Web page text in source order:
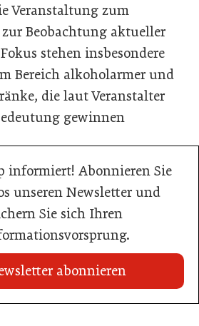
Veranstaltung zum
Beobachtung aktueller
stehen insbesondere
Bereich alkoholarmer und
die laut Veranstalter
gewinnen
informiert! Abonnieren Sie
unseren Newsletter und
Sie sich Ihren
abonnieren